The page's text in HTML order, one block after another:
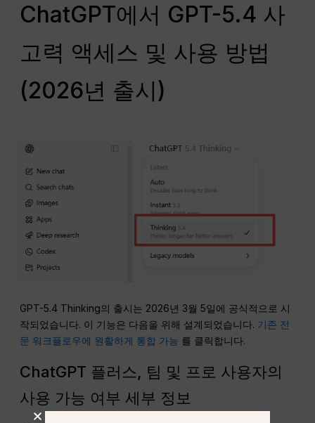
ChatGPT에서 GPT-5.4 사
고력 액세스 및 사용 방법
(2026년 출시)
GPT-5.4 Thinking의 출시는 2026년 3월 5일에 공식적으로 시
작되었습니다. 이 기능은 다음을 위해 설계되었습니다. 기존 전
문 워크플로우에 원활하게 통합 가능 를 클릭합니다.
ChatGPT 플러스, 팀 및 프로 사용자의
사용 가능 여부 세부 정보